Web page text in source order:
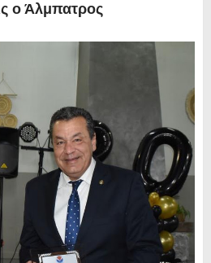
ο Άλμπατρος